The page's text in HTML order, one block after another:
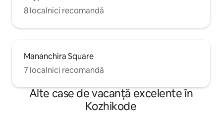
8 localnici recomandă
Mananchira Square
7 localnici recomandă
Alte case de vacanță excelente în
Kozhikode